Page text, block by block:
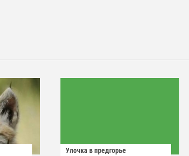
Улочка в предгорье